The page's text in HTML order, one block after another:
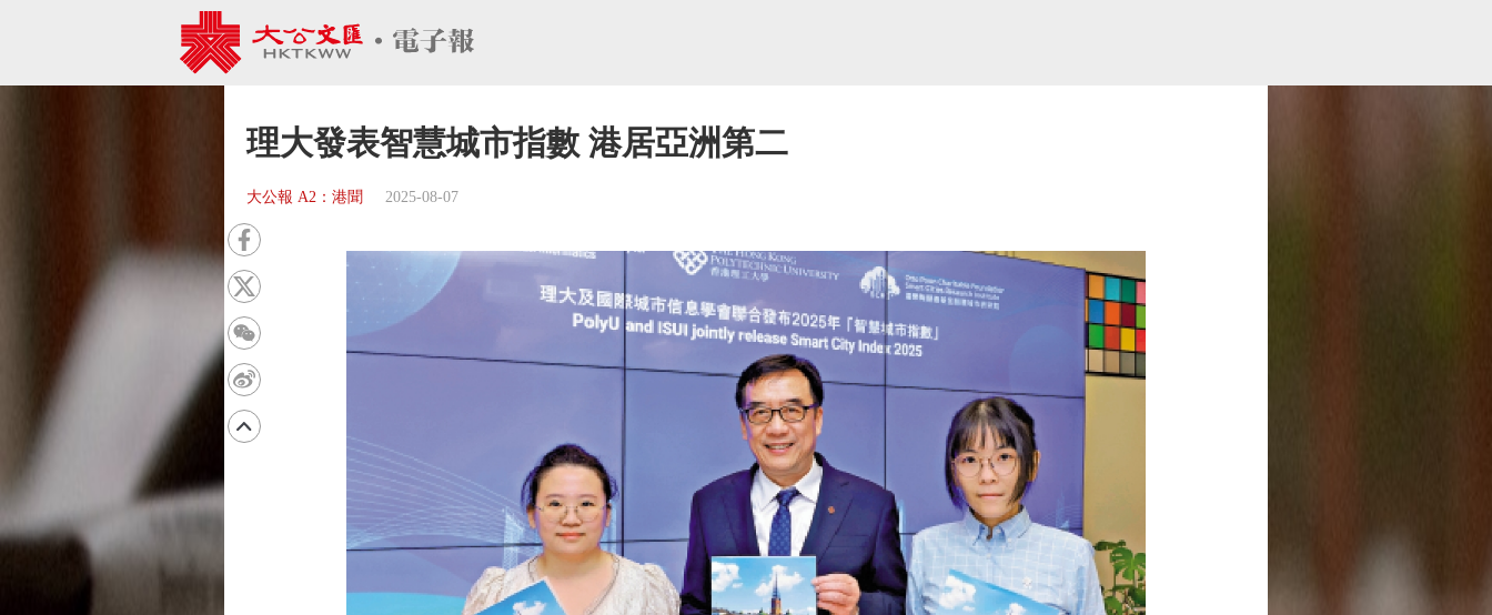
理大發表智慧城市指數 港居亞洲第二
大公報 A2：港聞 2025-08-07